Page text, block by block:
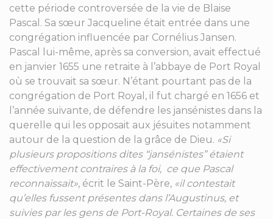
cette période controversée de la vie de Blaise
Pascal. Sa sœur Jacqueline était entrée dans une
congrégation influencée par Cornélius Jansen.
Pascal lui-même, après sa conversion, avait effectué
en janvier 1655 une retraite à l’abbaye de Port Royal
où se trouvait sa sœur. N’étant pourtant pas de la
congrégation de Port Royal, il fut chargé en 1656 et
l’année suivante, de défendre les jansénistes dans la
querelle qui les opposait aux jésuites notamment
autour de la question de la grâce de Dieu. «Si
plusieurs propositions dites “jansénistes” étaient
effectivement contraires à la foi, ce que Pascal
reconnaissait», écrit le Saint-Père, «il contestait
qu’elles fussent présentes dans l’Augustinus, et
suivies par les gens de Port-Royal. Certaines de ses